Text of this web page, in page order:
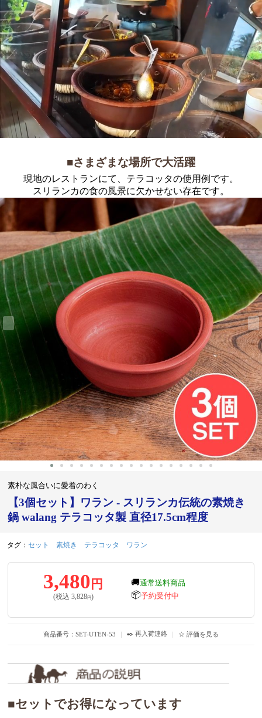
■さまざまな場所で大活躍
現地のレストランにて、テラコッタの使用例です。
スリランカの食の風景に欠かせない存在です。
›
素朴な風合いに愛着のわく
【3個セット】ワラン - スリランカ伝統の素焼き
鍋 walang テラコッタ製 直径17.5cm程度
タグ： セット 素焼き テラコッタ ワラン
3,480 円
(税込 3,828円)
🚚通常送料商品
📦予約受付中
商品番号：SET-UTEN-53 ｜ ✒️ 再入荷連絡 ｜ ☆ 評価を見る
■セットでお得になっています